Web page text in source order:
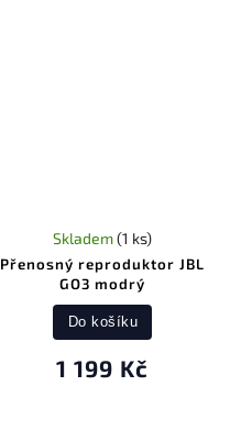
Přenosný reproduktor JBL
GO3 modrý
Skladem(1 ks)
1 199 Kč
Do košíku